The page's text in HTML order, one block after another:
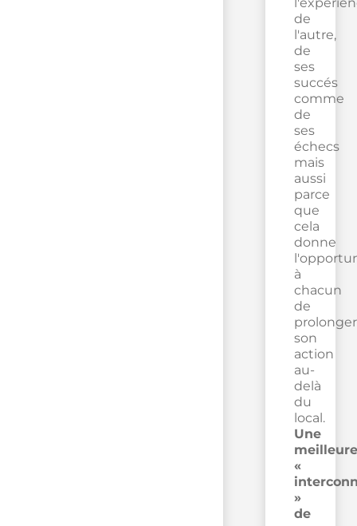
de
l'autre,
de
ses
succés
comme
de
ses
échecs
mais
aussi
parce
que
cela
donne
à
chacun
de
prolonger
son
action
au-
delà
du
local.
Une
meilleure
«
»
de